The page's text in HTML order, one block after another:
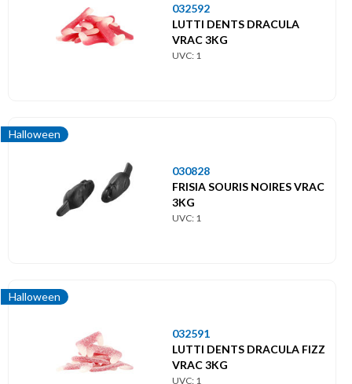
032592
LUTTI DENTS DRACULA
VRAC 3KG
UVC: 1
Halloween
030828
FRISIA SOURIS NOIRES VRAC
3KG
UVC: 1
Halloween
032591
LUTTI DENTS DRACULA FIZZ
VRAC 3KG
UVC: 1